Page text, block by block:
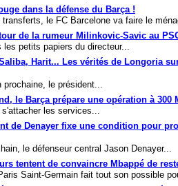
dans la défense du Barça !
le FC Barcelone va faire le
de la rumeur Milinkovic-Savic au
les petits papiers du directeur...
Harit... Les vérités de Longoria
prochaine, le président...
le Barça prépare une opération à 300
les services...
de Denayer fixe une condition pour
le défenseur central Jason Denayer...
tentent de convaincre Mbappé de
Saint-Germain fait tout son possible